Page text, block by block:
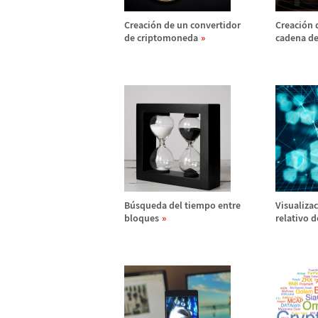
Creación de un convertidor
de criptomoneda
Creación
cadena
Búsqueda del tiempo entre
bloques
relativo